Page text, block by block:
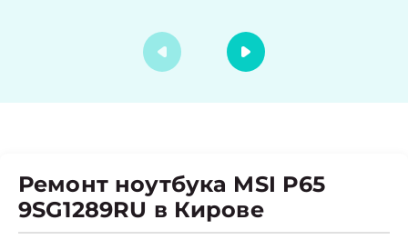
Ремонт ноутбука MSI P65
9SG1289RU в Кирове